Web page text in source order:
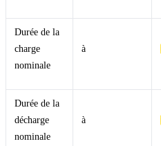
Durée de la
charge
nominale
à
Durée de la
décharge
nominale
à